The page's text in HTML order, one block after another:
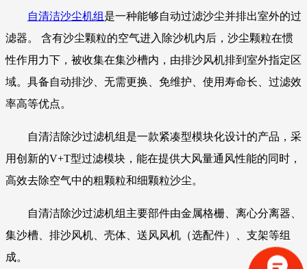
自清洁沙尘机组 是一种能够自动过滤沙尘并排出室外的过
滤器。 含有沙尘颗粒的空气进入除沙机内后，沙尘颗粒在惯
性作用力下，被收集在集沙槽内，由排沙风机排到室外指定区
域。具备自动排沙、无需更换、免维护、使用寿命长、过滤效
率高等优点。
自清洁除沙过滤机组是一款紧凑型模块化设计的产品，采
用创新的V+T型过滤模块，能在提供大风量通风性能的同时，
高效去除空气中的粗颗粒和细颗粒沙尘。
自清洁除沙过滤机组主要部件由金属格栅、离心分离器、
集沙槽、排沙风机、壳体、送风风机（选配件）、支架等组
成。